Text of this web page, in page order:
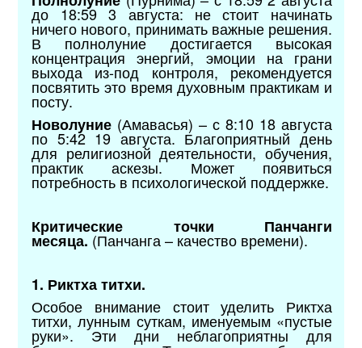
до 18:59 3 августа: не стоит начинать
ничего нового, принимать важные решения.
В полнолуние достигается высокая
концентрация энергий, эмоции на грани
выхода из-под контроля, рекомендуется
посвятить это время духовным практикам и
посту.
Новолуние (Амавасья) – с 8:10 18 августа
по 5:42 19 августа. Благоприятный день
для религиозной деятельности, обучения,
практик аскезы. Может появиться
потребность в психологической поддержке.
Критические точки Панчанги
месяца. (Панчанга – качество времени).
1. Риктха титхи.
Особое внимание стоит уделить Риктха
титхи, лунным суткам, именуемым «пустые
руки». Эти дни неблагоприятны для